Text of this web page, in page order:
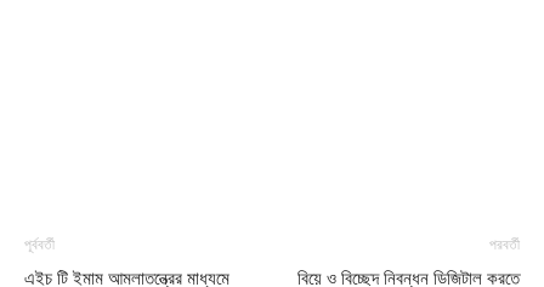
পূর্ববর্তী
এইচ টি ইমাম আমলাতন্ত্রের মাধ্যমে
পরবর্তী
বিয়ে ও বিচ্ছেদ নিবন্ধন ডিজিটাল করতে